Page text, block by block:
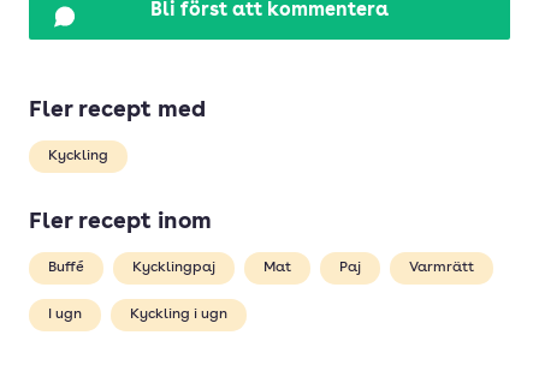
Bli först att kommentera
Fler recept med
Kyckling
Fler recept inom
Buffé Kycklingpaj Mat Paj Varmrätt
I ugn Kyckling i ugn